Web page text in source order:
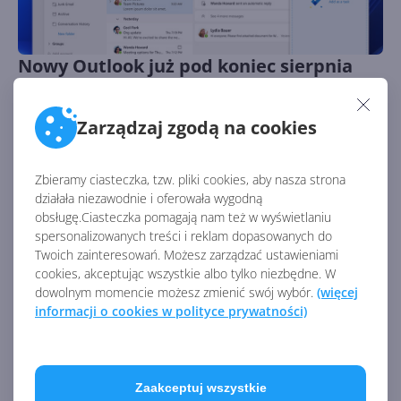
Zarządzaj zgodą na cookies
Zbieramy ciasteczka, tzw. pliki cookies, aby nasza strona
działała niezawodnie i oferowała wygodną
obsługę.Ciasteczka pomagają nam też w wyświetlaniu
spersonalizowanych treści i reklam dopasowanych do
Twoich zainteresowań. Możesz zarządzać ustawieniami
cookies, akceptując wszystkie albo tylko niezbędne. W
dowolnym momencie możesz zmienić swój wybór. (więcej
informacji o cookies w polityce prywatności)
Zaakceptuj wszystkie
Nowy Outlook już pod koniec sierpnia
Autor:Mateusz Miciński Opublikowano:
24.07.2023, 20:07
Liczba odsłon:6283
otrzyma nową wersję Outlook znacznie wcześniej niż pod
koniec przyszłego roku